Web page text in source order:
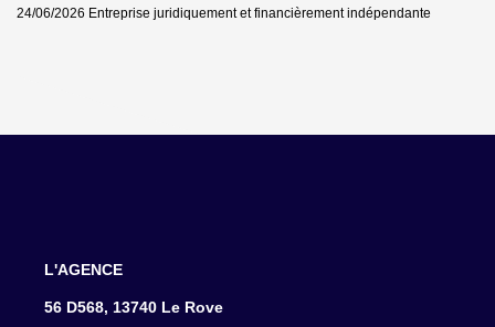
24/06/2026 Entreprise juridiquement et financièrement indépendante
L'AGENCE
56 D568, 13740 Le Rove